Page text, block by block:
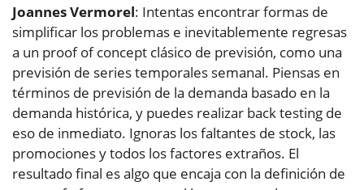
Joannes Vermorel: Intentas encontrar formas de
simplificar los problemas e inevitablemente regresas
a un proof of concept clásico de previsión, como una
previsión de series temporales semanal. Piensas en
términos de previsión de la demanda basado en la
demanda histórica, y puedes realizar back testing de
eso de inmediato. Ignoras los faltantes de stock, las
promociones y todos los factores extraños. El
resultado final es algo que encaja con la definición de